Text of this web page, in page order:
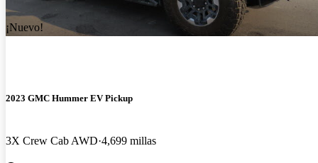
¡Nuevo!
2023 GMC Hummer EV Pickup
3X Crew Cab AWD 4,699 millas